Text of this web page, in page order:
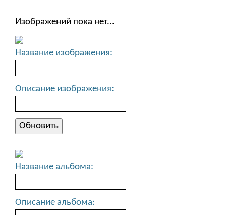
Изображений пока нет...
Название изображения:
Описание изображения:
Название альбома:
Описание альбома: